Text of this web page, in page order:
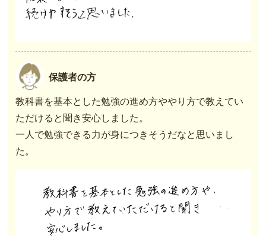
保護者の方
教科書を基本とした勉強の進め方ややり方で教えてい
ただけると聞き安心しました。
一人で勉強できる力が身につきそうだなと思いまし
た。